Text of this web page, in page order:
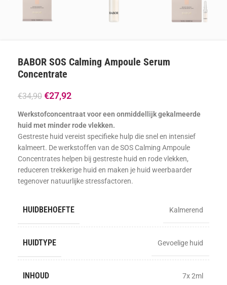
BABOR SOS Calming Ampoule Serum
Concentrate
€34,90 €27,92
Werkstofconcentraat voor een onmiddellijk gekalmeerde
huid met minder rode vlekken.
Gestreste huid vereist specifieke hulp die snel en intensief
kalmeert. De werkstoffen van de SOS Calming Ampoule
Concentrates helpen bij gestreste huid en rode vlekken,
reduceren trekkerige huid en maken je huid weerbaarder
tegenover natuurlijke stressfactoren.
HUIDBEHOEFTE Kalmerend
HUIDTYPE Gevoelige huid
INHOUD 7x 2ml